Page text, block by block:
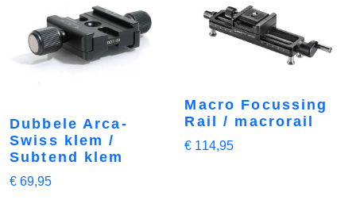
Dubbele Arca-
Swiss klem /
Subtend klem
€ 69,95
Macro Focussing
Rail / macrorail
€ 114,95